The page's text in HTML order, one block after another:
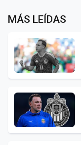
MÁS LEÍDAS